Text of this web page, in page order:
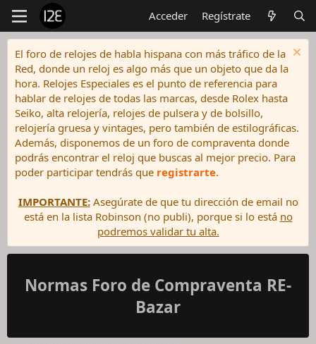
Acceder Regístrate
El foro de relojes de habla hispana con más tráfico de la
Red, donde un reloj es algo más que un objeto que da la
hora. Relojes Especiales es el punto de referencia para
hablar de relojes de todas las marcas, desde Rolex hasta
Seiko, alta relojería, relojes de pulsera y de bolsillo,
relojería gruesa y vintages, pero también de estilográficas.
Además, disponemos de un foro de compraventa donde
podrás encontrar el reloj que buscas al mejor precio. Para
poder participar tendrás que registrarte.
IMPORTANTE:Asegúrate de que tu dirección de email no
está en la lista Robinson (no publi), porque si lo está no
podremos validar tu alta.
Normas Foro de Compraventa RE-
Bazar